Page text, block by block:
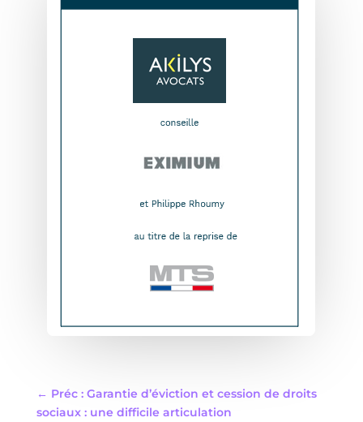
← Préc : Garantie d’éviction et cession de droits
sociaux : une difficile articulation